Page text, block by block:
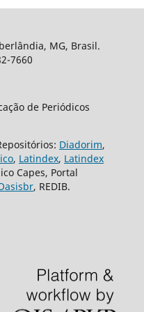
MG, Brasil.
7660
de Periódicos
Diadorim,
, Latindex, Latindex
Capes, Portal
, REDIB.